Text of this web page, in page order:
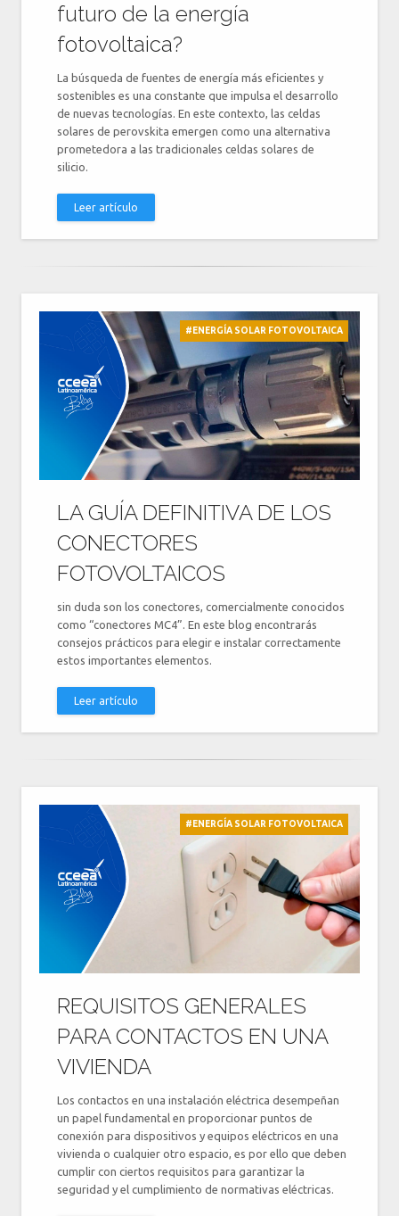
futuro de la energía
fotovoltaica?
La búsqueda de fuentes de energía más eficientes y
sostenibles es una constante que impulsa el desarrollo
de nuevas tecnologías. En este contexto, las celdas
solares de perovskita emergen como una alternativa
prometedora a las tradicionales celdas solares de
silicio.
Leer artículo
#ENERGÍA SOLAR FOTOVOLTAICA
LA GUÍA DEFINITIVA DE LOS
CONECTORES
FOTOVOLTAICOS
sin duda son los conectores, comercialmente conocidos
como “conectores MC4”. En este blog encontrarás
consejos prácticos para elegir e instalar correctamente
estos importantes elementos.
Leer artículo
#ENERGÍA SOLAR FOTOVOLTAICA
REQUISITOS GENERALES
PARA CONTACTOS EN UNA
VIVIENDA
Los contactos en una instalación eléctrica desempeñan
un papel fundamental en proporcionar puntos de
conexión para dispositivos y equipos eléctricos en una
vivienda o cualquier otro espacio, es por ello que deben
cumplir con ciertos requisitos para garantizar la
seguridad y el cumplimiento de normativas eléctricas.